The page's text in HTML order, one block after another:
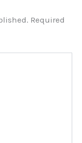
Required